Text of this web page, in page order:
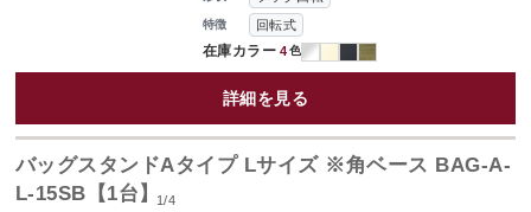
特徴 回転式
在庫カラー 4色
詳細を見る
1/4
バッグスタンドAタイプ Lサイズ ※角ベース BAG-A-
L-15SB【1台】